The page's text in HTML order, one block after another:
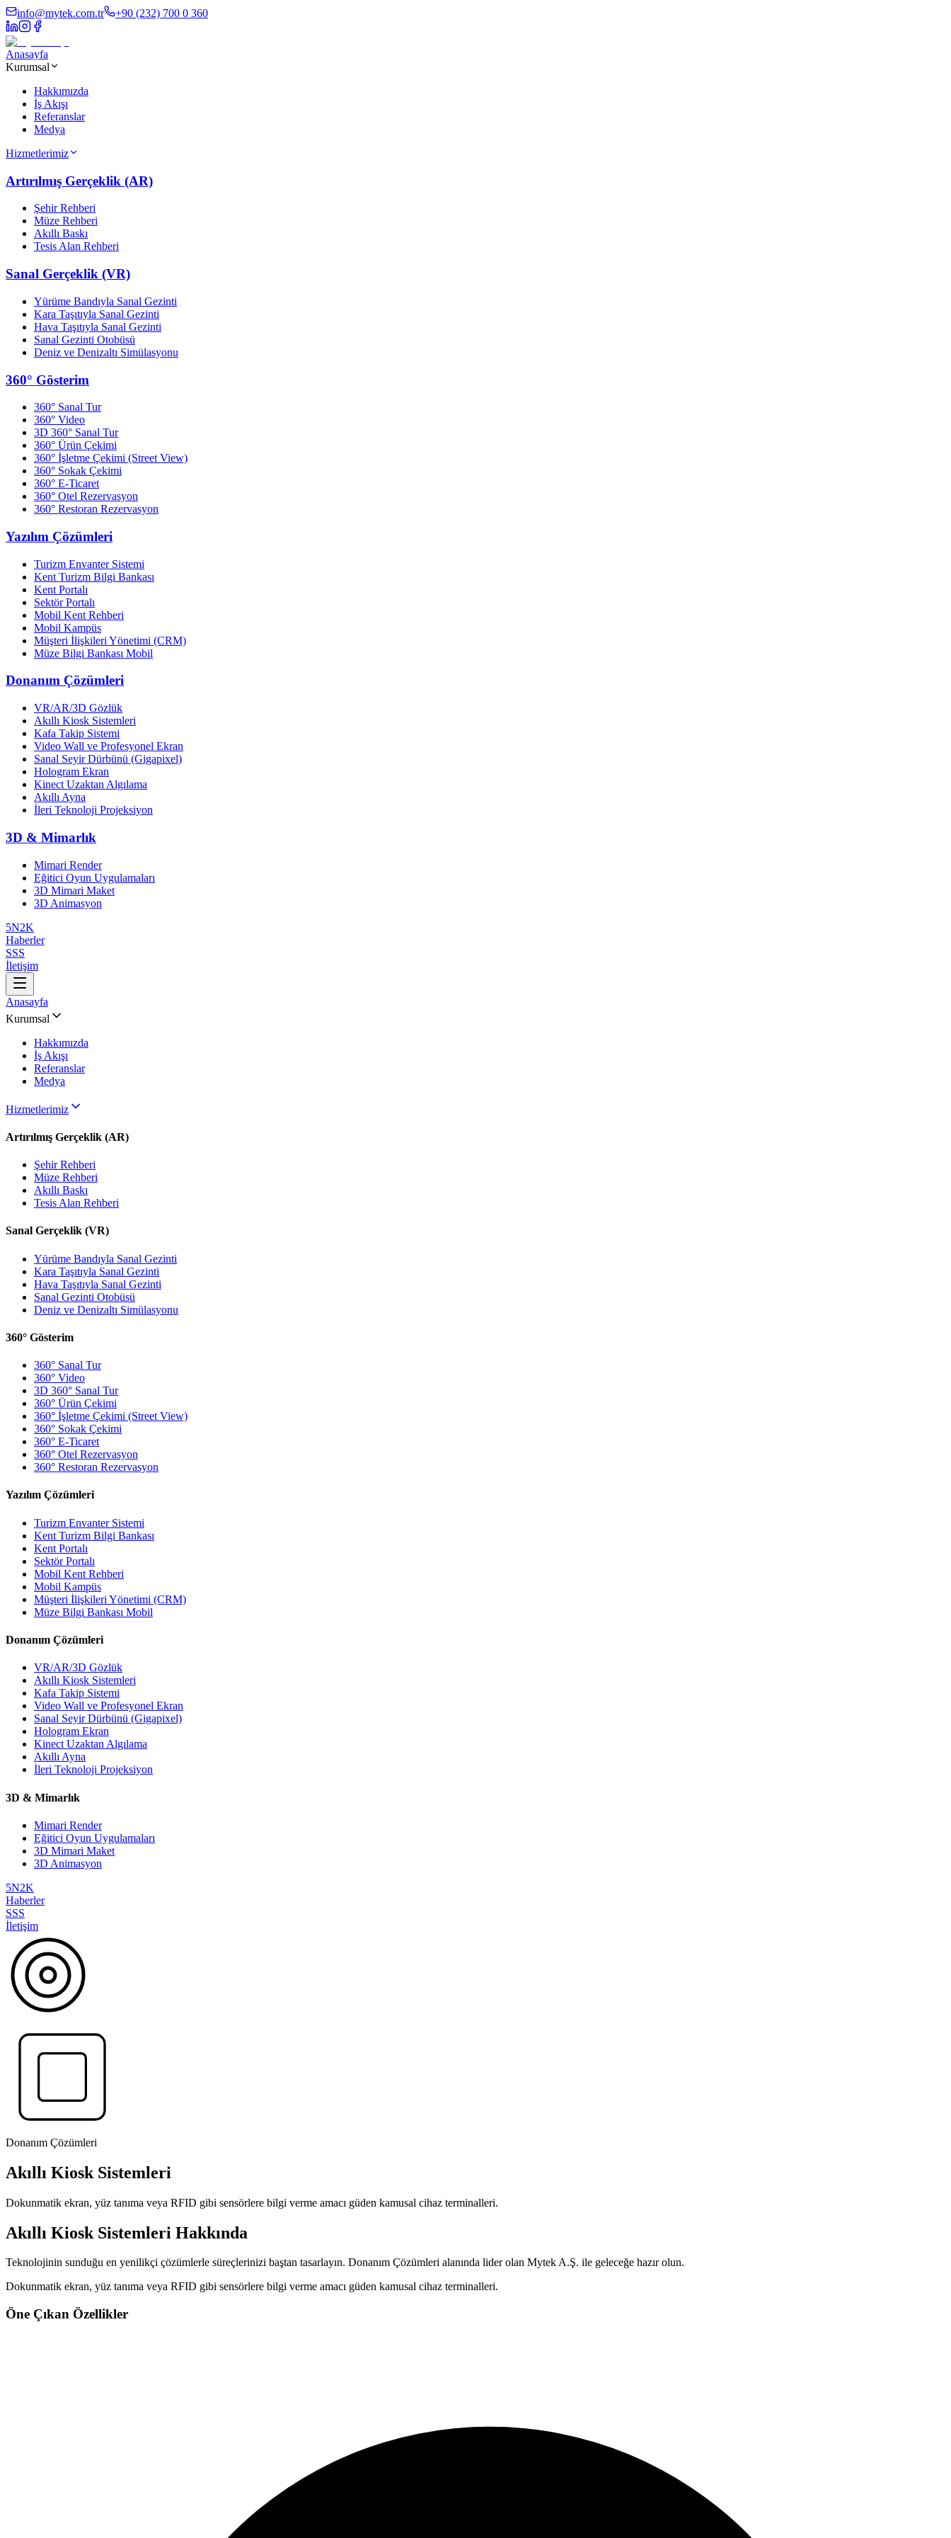
info@mytek.com.tr +90 (232) 700 0 360
Anasayfa
Kurumsal
Hakkımızda
İş Akışı
Referanslar
Medya
Hizmetlerimiz
Artırılmış Gerçeklik (AR)
Şehir Rehberi
Müze Rehberi
Akıllı Baskı
Tesis Alan Rehberi
Sanal Gerçeklik (VR)
Yürüme Bandıyla Sanal Gezinti
Kara Taşıtıyla Sanal Gezinti
Hava Taşıtıyla Sanal Gezinti
Sanal Gezinti Otobüsü
Deniz ve Denizaltı Simülasyonu
360° Gösterim
360° Sanal Tur
360° Video
3D 360° Sanal Tur
360° Ürün Çekimi
360° İşletme Çekimi (Street View)
360° Sokak Çekimi
360° E-Ticaret
360° Otel Rezervasyon
360° Restoran Rezervasyon
Yazılım Çözümleri
Turizm Envanter Sistemi
Kent Turizm Bilgi Bankası
Kent Portalı
Sektör Portalı
Mobil Kent Rehberi
Mobil Kampüs
Müşteri İlişkileri Yönetimi (CRM)
Müze Bilgi Bankası Mobil
Donanım Çözümleri
VR/AR/3D Gözlük
Akıllı Kiosk Sistemleri
Kafa Takip Sistemi
Video Wall ve Profesyonel Ekran
Sanal Seyir Dürbünü (Gigapixel)
Hologram Ekran
Kinect Uzaktan Algılama
Akıllı Ayna
İleri Teknoloji Projeksiyon
3D & Mimarlık
Mimari Render
Eğitici Oyun Uygulamaları
3D Mimari Maket
3D Animasyon
5N2K
Haberler
SSS
İletişim
Anasayfa
Kurumsal
Hakkımızda
İş Akışı
Referanslar
Medya
Hizmetlerimiz
Artırılmış Gerçeklik (AR)
Şehir Rehberi
Müze Rehberi
Akıllı Baskı
Tesis Alan Rehberi
Sanal Gerçeklik (VR)
Yürüme Bandıyla Sanal Gezinti
Kara Taşıtıyla Sanal Gezinti
Hava Taşıtıyla Sanal Gezinti
Sanal Gezinti Otobüsü
Deniz ve Denizaltı Simülasyonu
360° Gösterim
360° Sanal Tur
360° Video
3D 360° Sanal Tur
360° Ürün Çekimi
360° İşletme Çekimi (Street View)
360° Sokak Çekimi
360° E-Ticaret
360° Otel Rezervasyon
360° Restoran Rezervasyon
Yazılım Çözümleri
Turizm Envanter Sistemi
Kent Turizm Bilgi Bankası
Kent Portalı
Sektör Portalı
Mobil Kent Rehberi
Mobil Kampüs
Müşteri İlişkileri Yönetimi (CRM)
Müze Bilgi Bankası Mobil
Donanım Çözümleri
VR/AR/3D Gözlük
Akıllı Kiosk Sistemleri
Kafa Takip Sistemi
Video Wall ve Profesyonel Ekran
Sanal Seyir Dürbünü (Gigapixel)
Hologram Ekran
Kinect Uzaktan Algılama
Akıllı Ayna
İleri Teknoloji Projeksiyon
3D & Mimarlık
Mimari Render
Eğitici Oyun Uygulamaları
3D Mimari Maket
3D Animasyon
5N2K
Haberler
SSS
İletişim
Donanım Çözümleri
Akıllı Kiosk Sistemleri
Dokunmatik ekran, yüz tanıma veya RFID gibi sensörlere bilgi verme amacı güden kamusal cihaz terminalleri.
Akıllı Kiosk Sistemleri Hakkında
Teknolojinin sunduğu en yenilikçi çözümlerle süreçlerinizi baştan tasarlayın. Donanım Çözümleri alanında lider olan Mytek A.Ş. ile geleceğe hazır olun.
Dokunmatik ekran, yüz tanıma veya RFID gibi sensörlere bilgi verme amacı güden kamusal cihaz terminalleri.
Öne Çıkan Özellikler